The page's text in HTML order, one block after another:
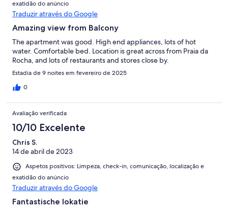
exatidão do anúncio
Traduzir através do Google
Amazing view from Balcony
The apartment was good. High end appliances, lots of hot
water. Comfortable bed. Location is great across from Praia da
Rocha, and lots of restaurants and stores close by.
Estadia de 9 noites em fevereiro de 2025
0
Avaliação verificada
10/10 Excelente
Chris S.
14 de abril de 2023
Aspetos positivos: Limpeza, check-in, comunicação, localização e
exatidão do anúncio
Traduzir através do Google
Fantastische lokatie